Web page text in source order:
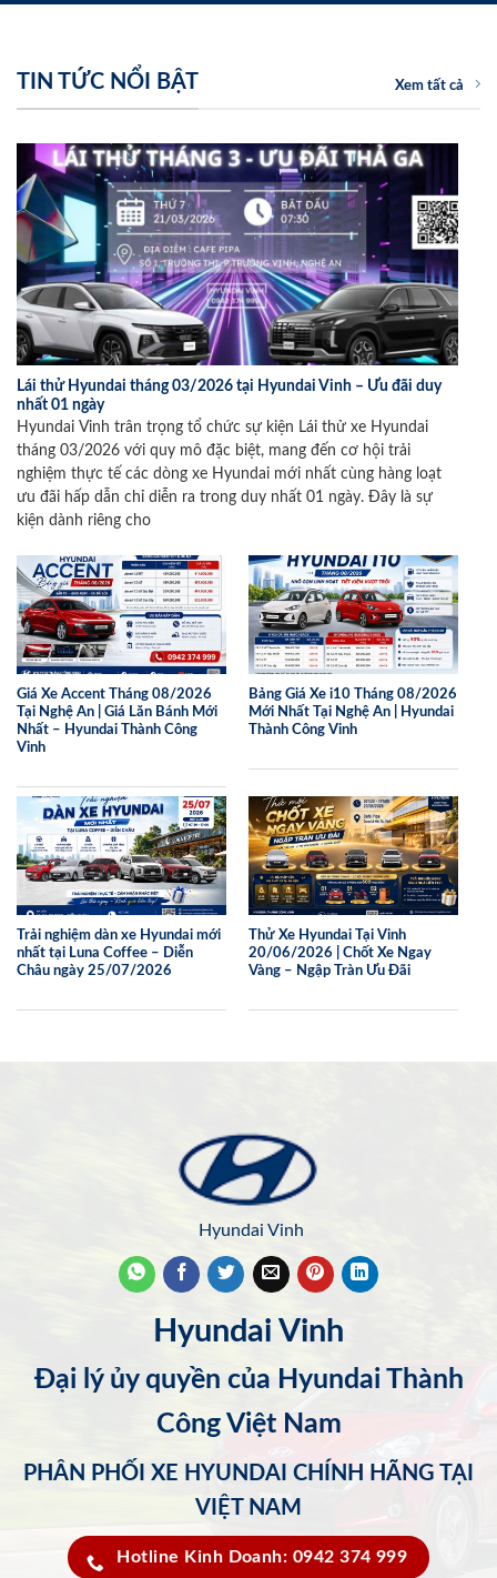
TIN TỨC NỔI BẬT Xem tất cả
Lái thử Hyundai tháng 03/2026 tại Hyundai Vinh – Ưu đãi duy
nhất 01 ngày
Hyundai Vinh trân trọng tổ chức sự kiện Lái thử xe Hyundai
tháng 03/2026 với quy mô đặc biệt, mang đến cơ hội trải
nghiệm thực tế các dòng xe Hyundai mới nhất cùng hàng loạt
ưu đãi hấp dẫn chỉ diễn ra trong duy nhất 01 ngày. Đây là sự
kiện dành riêng cho
Giá Xe Accent Tháng 08/2026
Tại Nghệ An | Giá Lăn Bánh Mới
Nhất – Hyundai Thành Công
Vinh
Bảng Giá Xe i10 Tháng 08/2026
Mới Nhất Tại Nghệ An | Hyundai
Thành Công Vinh
Trải nghiệm dàn xe Hyundai mới
nhất tại Luna Coffee – Diễn
Châu ngày 25/07/2026
Thử Xe Hyundai Tại Vinh
20/06/2026 | Chốt Xe Ngay
Vàng – Ngập Tràn Ưu Đãi
Hyundai Vinh
Hyundai Vinh
Đại lý ủy quyền của Hyundai Thành
Công Việt Nam
PHÂN PHỐI XE HYUNDAI CHÍNH HÃNG TẠI
VIỆT NAM
Hotline Kinh Doanh: 0942 374 999